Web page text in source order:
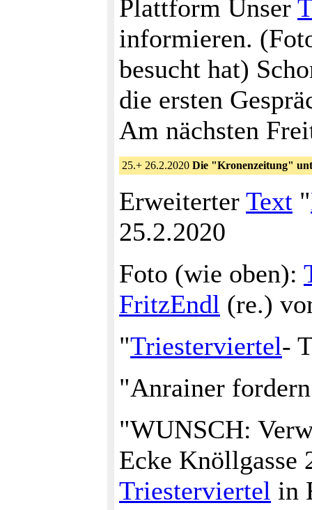
Plattform Unser
informieren.
besucht hat)
die ersten
Am nächsten
25.+ 26.2.2020 Die "Kronenzeitung"
Erweiterter Text "
25.2.2020
Foto (wie oben):
FritzEndl (re.)
"Triesterviertel-
"Anrainer
"WUNSCH:
Ecke Knöllgasse
Triesterviertel in